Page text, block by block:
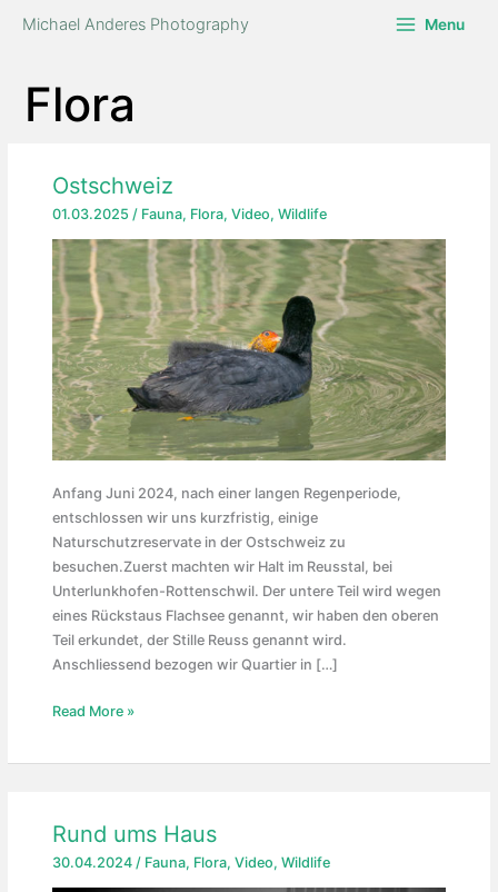
Inhalt
Michael Anderes Photography Menu
Flora
Ostschweiz
01.03.2025 / Fauna, Flora, Video, Wildlife
Anfang Juni 2024, nach einer langen Regenperiode,
entschlossen wir uns kurzfristig, einige
Naturschutzreservate in der Ostschweiz zu
besuchen.Zuerst machten wir Halt im Reusstal, bei
Unterlunkhofen-Rottenschwil. Der untere Teil wird wegen
eines Rückstaus Flachsee genannt, wir haben den oberen
Teil erkundet, der Stille Reuss genannt wird.
Anschliessend bezogen wir Quartier in […]
Ostschweiz
Read More »
Rund ums Haus
30.04.2024 / Fauna, Flora, Video, Wildlife